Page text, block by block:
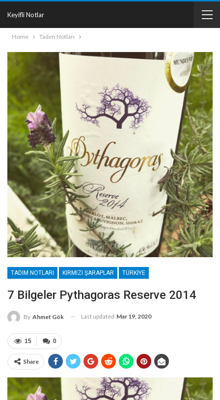
Keyifli Notlar
Home Tadım Notları
TADIM NOTLARI KIRMIZI ŞARAPLAR TÜRKIYE
7 Bilgeler Pythagoras Reserve 2014
By Ahmet Gök Last updated Mar 19, 2020
0
15
Share